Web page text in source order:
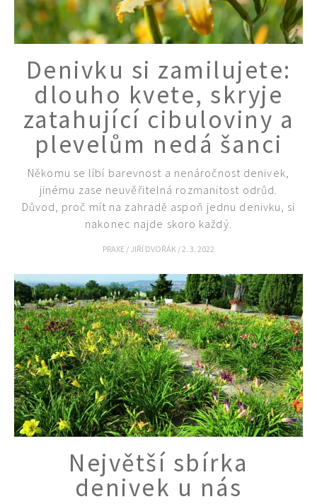
Denivku si zamilujete:
dlouho kvete, skryje
zatahující cibuloviny a
plevelům nedá šanci
Někomu se líbí barevnost a nenáročnost denivek,
jinému zase neuvěřitelná rozmanitost odrůd.
Důvod, proč mít na zahradě aspoň jednu denivku, si
nakonec najde skoro každý.
PRAXE / JIŘÍ DVOŘÁK /2. 3. 2022
Největší sbírka
denivek u nás